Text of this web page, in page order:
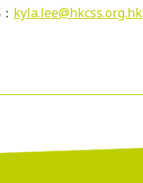
kyla.lee@hkcss.org.hk